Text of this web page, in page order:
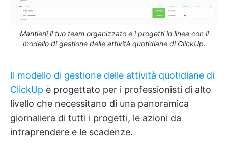
Mantieni il tuo team organizzato e i progetti in linea con il
modello di gestione delle attività quotidiane di ClickUp.
Il modello di gestione delle attività quotidiane di
ClickUp è progettato per i professionisti di alto
livello che necessitano di una panoramica
giornaliera di tutti i progetti, le azioni da
intraprendere e le scadenze.